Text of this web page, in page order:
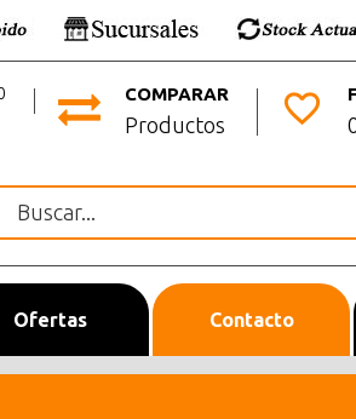
COMPARAR
Productos
Ofertas Contacto